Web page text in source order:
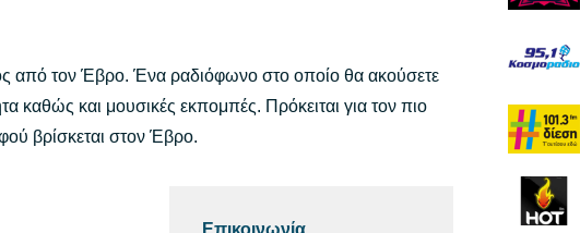
από τον Έβρο. Ένα ραδιόφωνο στο οποίο θα ακούσετε
καθώς και μουσικές εκπομπές. Πρόκειται για τον πιο
βρίσκεται στον Έβρο.
Επικοινωνία